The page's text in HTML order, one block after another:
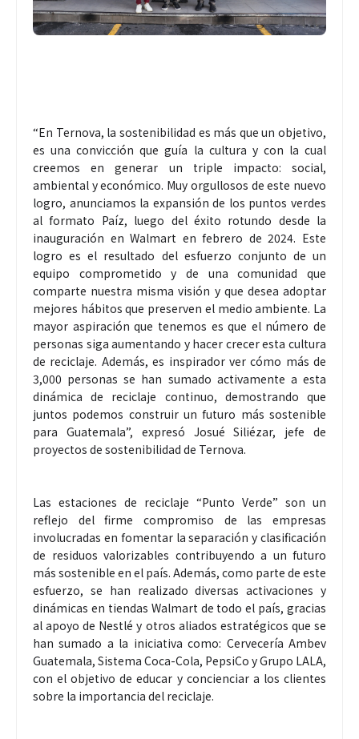
“En Ternova, la sostenibilidad es más que un objetivo,
es una convicción que guía la cultura y con la cual
creemos en generar un triple impacto: social,
ambiental y económico. Muy orgullosos de este nuevo
logro, anunciamos la expansión de los puntos verdes
al formato Paíz, luego del éxito rotundo desde la
inauguración en Walmart en febrero de 2024. Este
logro es el resultado del esfuerzo conjunto de un
equipo comprometido y de una comunidad que
comparte nuestra misma visión y que desea adoptar
mejores hábitos que preserven el medio ambiente. La
mayor aspiración que tenemos es que el número de
personas siga aumentando y hacer crecer esta cultura
de reciclaje. Además, es inspirador ver cómo más de
3,000 personas se han sumado activamente a esta
dinámica de reciclaje continuo, demostrando que
juntos podemos construir un futuro más sostenible
para Guatemala”, expresó Josué Siliézar, jefe de
proyectos de sostenibilidad de Ternova.
Las estaciones de reciclaje “Punto Verde” son un
reflejo del firme compromiso de las empresas
involucradas en fomentar la separación y clasificación
de residuos valorizables contribuyendo a un futuro
más sostenible en el país. Además, como parte de este
esfuerzo, se han realizado diversas activaciones y
dinámicas en tiendas Walmart de todo el país, gracias
al apoyo de Nestlé y otros aliados estratégicos que se
han sumado a la iniciativa como: Cervecería Ambev
Guatemala, Sistema Coca-Cola, PepsiCo y Grupo LALA,
con el objetivo de educar y concienciar a los clientes
sobre la importancia del reciclaje.